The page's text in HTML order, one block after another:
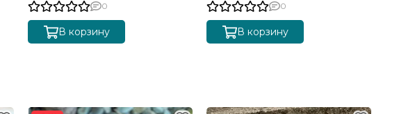
0
В корзину
0
В корзину